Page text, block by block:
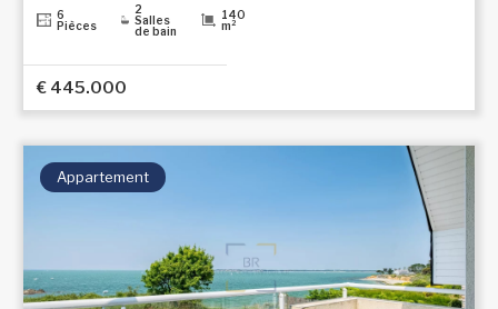
6
Pièces
2
Salles
de bain
140
m²
€ 445.000
Appartement